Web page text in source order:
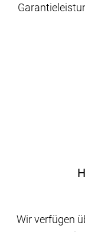
Wir verfügen